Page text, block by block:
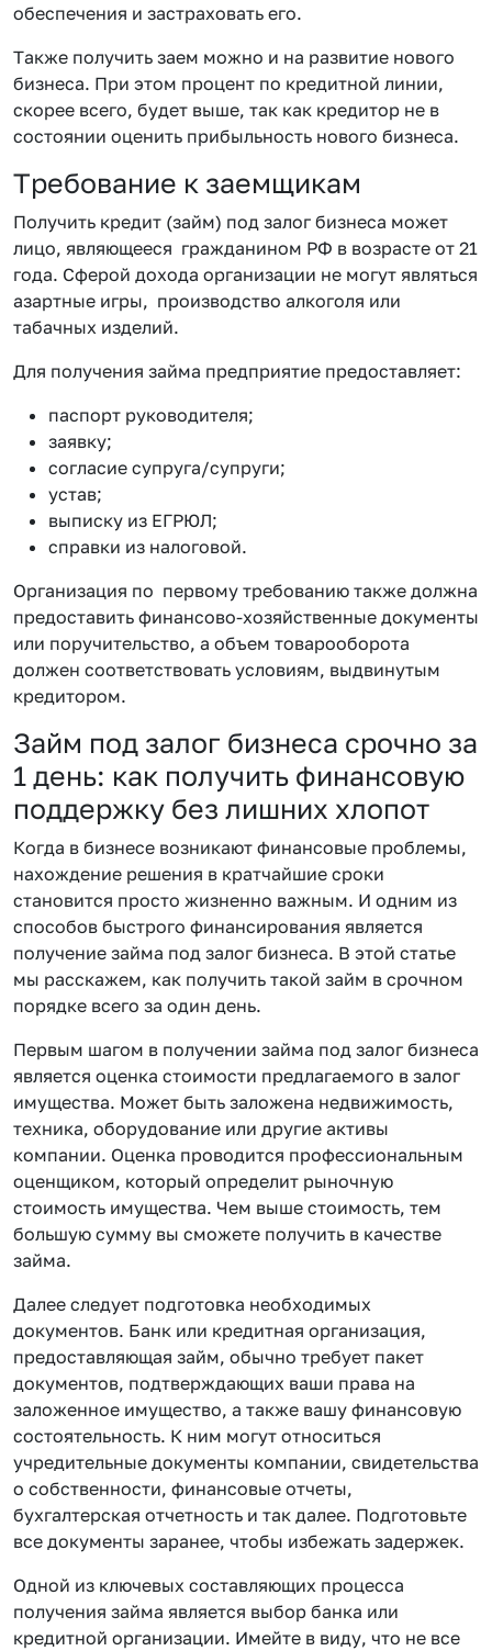
обеспечения и застраховать его.
Также получить заем можно и на развитие нового
бизнеса. При этом процент по кредитной линии,
скорее всего, будет выше, так как кредитор не в
состоянии оценить прибыльность нового бизнеса.
Требование к заемщикам
Получить кредит (займ) под залог бизнеса может
лицо, являющееся гражданином РФ в возрасте от 21
года. Сферой дохода организации не могут являться
азартные игры, производство алкоголя или
табачных изделий.
Для получения займа предприятие предоставляет:
паспорт руководителя;
заявку;
согласие супруга/супруги;
устав;
выписку из ЕГРЮЛ;
справки из налоговой.
Организация по первому требованию также должна
предоставить финансово-хозяйственные документы
или поручительство, а объем товарооборота
должен соответствовать условиям, выдвинутым
кредитором.
Займ под залог бизнеса срочно за
1 день: как получить финансовую
поддержку без лишних хлопот
Когда в бизнесе возникают финансовые проблемы,
нахождение решения в кратчайшие сроки
становится просто жизненно важным. И одним из
способов быстрого финансирования является
получение займа под залог бизнеса. В этой статье
мы расскажем, как получить такой займ в срочном
порядке всего за один день.
Первым шагом в получении займа под залог бизнеса
является оценка стоимости предлагаемого в залог
имущества. Может быть заложена недвижимость,
техника, оборудование или другие активы
компании. Оценка проводится профессиональным
оценщиком, который определит рыночную
стоимость имущества. Чем выше стоимость, тем
большую сумму вы сможете получить в качестве
займа.
Далее следует подготовка необходимых
документов. Банк или кредитная организация,
предоставляющая займ, обычно требует пакет
документов, подтверждающих ваши права на
заложенное имущество, а также вашу финансовую
состоятельность. К ним могут относиться
учредительные документы компании, свидетельства
о собственности, финансовые отчеты,
бухгалтерская отчетность и так далее. Подготовьте
все документы заранее, чтобы избежать задержек.
Одной из ключевых составляющих процесса
получения займа является выбор банка или
кредитной организации. Имейте в виду, что не все